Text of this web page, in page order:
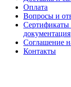
Оплата
Вопросы и
Сертификаты
документация
Соглашение
Контакты